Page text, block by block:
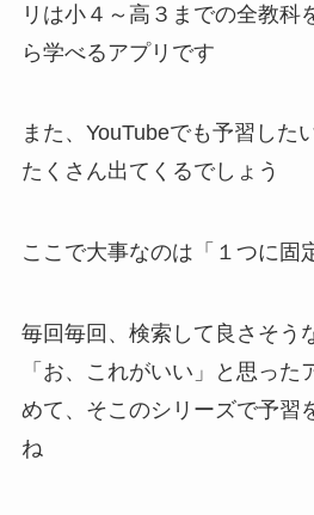
リは小４～高３までの全教科
ら学べるアプリです
また、YouTubeでも予習した
たくさん出てくるでしょう
ここで大事なのは「１つに固
毎回毎回、検索して良さそう
「お、これがいい」と思った
めて、そこのシリーズで予習
ね